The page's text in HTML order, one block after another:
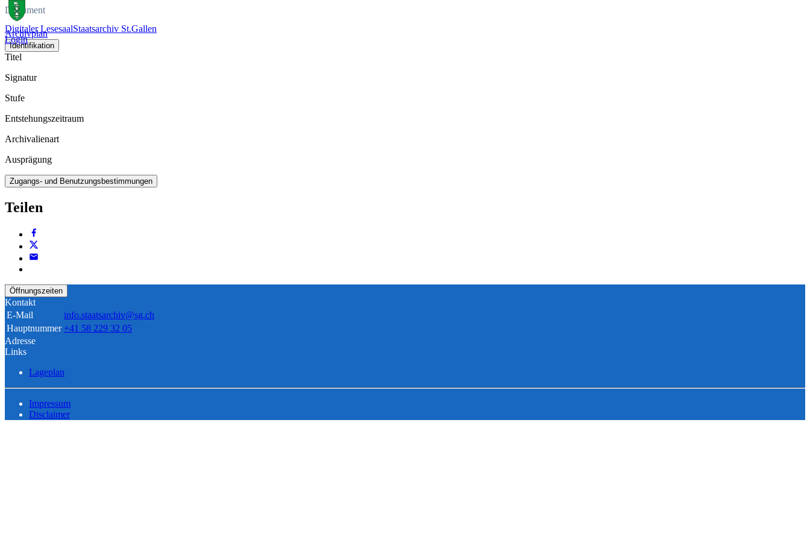
Digitaler LesesaalStaatsarchiv St.Gallen
Login
Dokument
Archivplan
Identifikation
Titel
Signatur
Stufe
Entstehungszeitraum
Archivalienart
Ausprägung
Zugangs- und Benutzungsbestimmungen
Teilen
Öffnungszeiten
Kontakt
E-Mail
info.staatsarchiv@sg.ch
Hauptnummer +41 58 229 32 05
Adresse
Links
Lageplan
Impressum
Disclaimer